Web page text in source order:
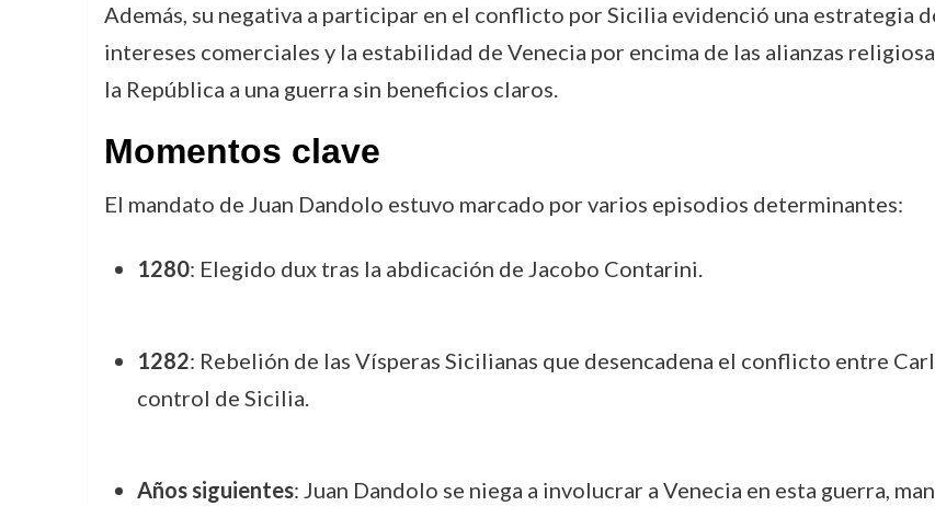
Además, su negativa a participar en el conflicto por Sicilia evidenció una estrategia
intereses comerciales y la estabilidad de Venecia por encima de las alianzas
la República a una guerra sin beneficios claros.
Momentos clave
El mandato de Juan Dandolo estuvo marcado por varios episodios determinantes:
1280: Elegido dux tras la abdicación de Jacobo Contarini.
1282: Rebelión de las Vísperas Sicilianas que desencadena el conflicto entre
control de Sicilia.
Años siguientes: Juan Dandolo se niega a involucrar a Venecia en esta guerra,